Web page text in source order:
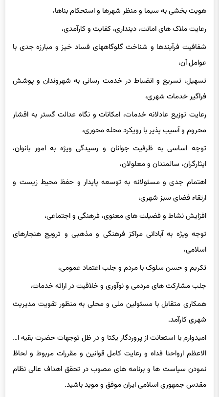
رعایت ملاک های امانت، دینداری، کفایت و کارآمدی،
شفافیت فرآیندها و شناخت گلوگاههای فساد خیز و مبارزه جدی با
عوامل آن،
تسهیل، تسریع و انضباط در خدمت رسانی به شهروندان و پوشش
فراگیر خدمات شهری،
رعایت توزیع عادلانه خدمات، امکانات و نگاه عدالت گستر به اقشار
محروم و آسیب پذیر با رویکرد محله محوری،
توجه اساسی به ظرفیت جوانان و رسیدگی ویژه به امور بانوان،
ایثارگران، سالمندان و معلولان،
اهتمام جدی و مسئولانه به توسعه پایدار و حفظ محیط زیست و
ارتقاء فضای سبز شهری،
افزایش نشاط و فضیلت های معنوی، فرهنگی و اجتماعی،
توجه ویژه به آبادانی مراکز فرهنگی و مذهبی و ترویج هنجارهای
اسلامی،
تکریم و حسن سلوک با مردم و جلب اعتماد عمومی،
جلب مشارکت های مردمی و نوآوری و خلاقیت در ارائه خدمات،
همکاری متقابل با مسئولین ملی و محلی به منظور تقویت مدیریت
شهری کارآمد.
امیدوارم با استعانت از پروردگار یکتا و در ظل توجهات حضرت بقیه ا…
الاعظم ارواحنا فداه و رعایت کامل قوانین و مقررات مربوط و لحاظ
نمودن سیاست ها و برنامه های مصوب در تحقق اهداف عالی نظام
مقدس جمهوری اسلامی ایران موفق و موید باشید.
امیدوارم با استعانت از پروردگار یکتا و در ظل توجهات حضرت بقیه ا…